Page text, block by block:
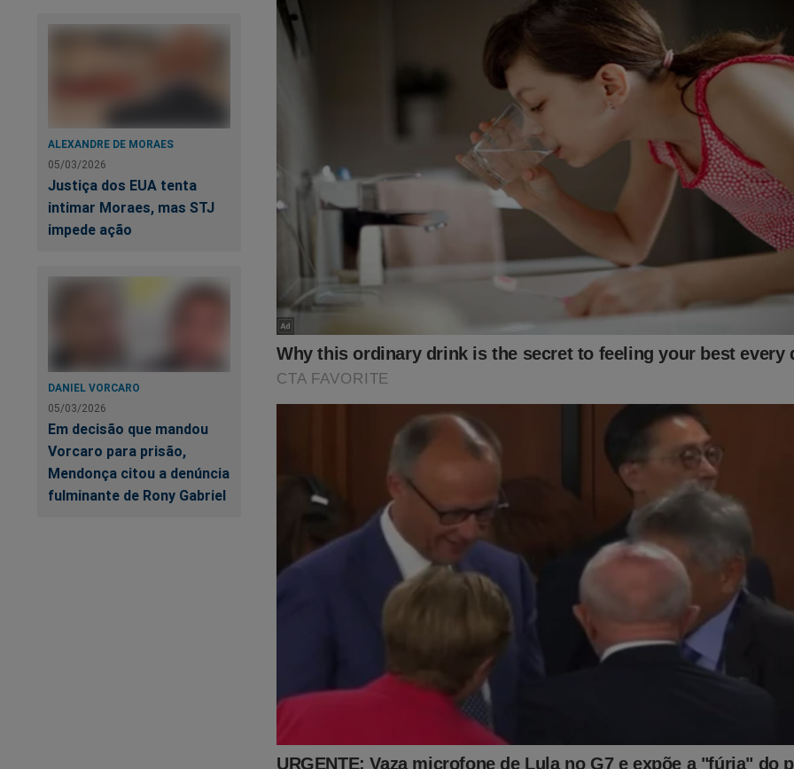
ALEXANDRE DE MORAES
05/03/2026
Justiça dos EUA tenta
intimar Moraes, mas STJ
impede ação
DANIEL VORCARO
05/03/2026
Em decisão que mandou
Vorcaro para prisão,
Mendonça citou a denúncia
fulminante de Rony Gabriel